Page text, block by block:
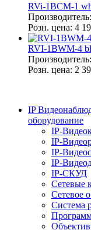
RVi-1BCM-1
Производитель:
Розн. цена: 4
RVI-1BWM-4
Производитель:
Розн. цена: 2
IP
оборудование
IP-
IP-
IP-
IP-
IP-СКУД
Сетевые
Сетевое
Система